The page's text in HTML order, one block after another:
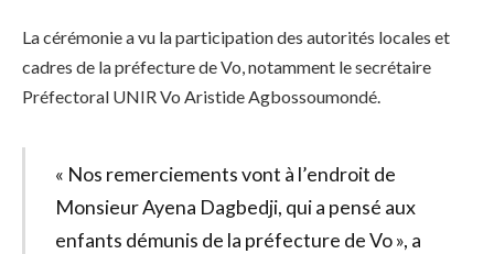
La cérémonie a vu la participation des autorités locales et
cadres de la préfecture de Vo, notamment le secrétaire
Préfectoral UNIR Vo Aristide Agbossoumondé.
« Nos remerciements vont à l’endroit de
Monsieur Ayena Dagbedji, qui a pensé aux
enfants démunis de la préfecture de Vo », a